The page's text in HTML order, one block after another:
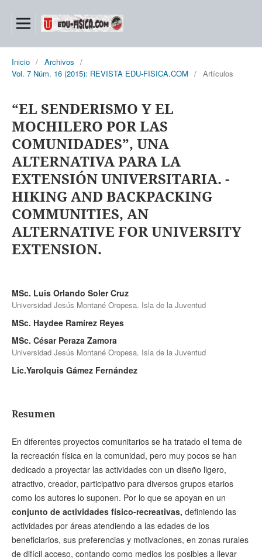
Inicio / Archivos
/
Vol. 7 Núm. 16 (2015): REVISTA EDU-FISICA.COM
/ Artículos
“EL SENDERISMO Y EL
MOCHILERO POR LAS
COMUNIDADES”, UNA
ALTERNATIVA PARA LA
EXTENSIÓN UNIVERSITARIA. -
HIKING AND BACKPACKING
COMMUNITIES, AN
ALTERNATIVE FOR UNIVERSITY
EXTENSION.
MSc. Luis Orlando Soler Cruz
Universidad Jesús Montané Oropesa. Isla de la Juventud
MSc. Haydee Ramírez Reyes
MSc. César Peraza Zamora
Universidad Jesús Montané Oropesa. Isla de la Juventud
Lic.Yarolquis Gámez Fernández
Resumen
En diferentes proyectos comunitarios se ha tratado el tema de
la recreación física en la comunidad, pero muy pocos se han
dedicado a proyectar las actividades con un diseño ligero,
atractivo, creador, participativo para diversos grupos etarios
como los autores lo suponen. Por lo que se apoyan en un
conjunto de actividades físico-recreativas, definiendo las
actividades por áreas atendiendo a las edades de los
beneficiarios, sus preferencias y motivaciones, en zonas rurales
de difícil acceso, contando como medios los posibles a llevar